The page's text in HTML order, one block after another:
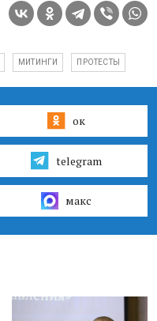
МИТИНГИ ПРОТЕСТЫ
ок
telegram
макс